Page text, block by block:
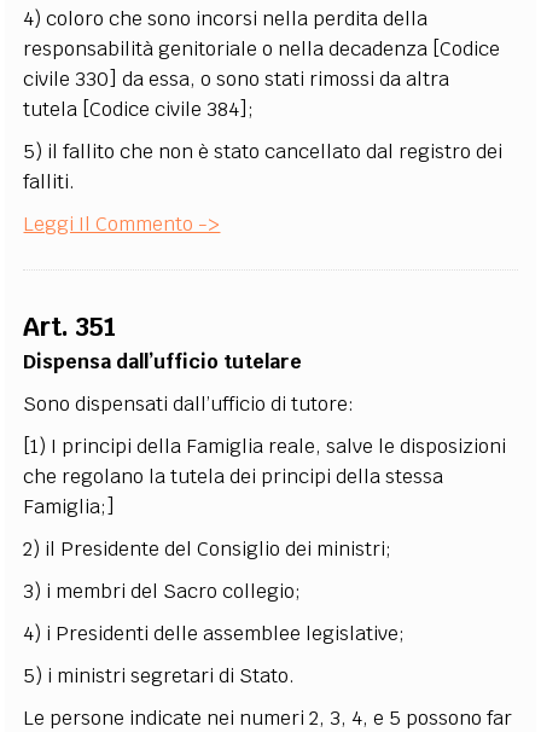
4) coloro che sono incorsi nella perdita della
responsabilità genitoriale o nella decadenza [Codice
civile 330] da essa, o sono stati rimossi da altra
tutela [Codice civile 384];
5) il fallito che non è stato cancellato dal registro dei
falliti.
Leggi Il Commento ->
Art. 351
Dispensa dall’ufficio tutelare
Sono dispensati dall’ufficio di tutore:
[1) I principi della Famiglia reale, salve le disposizioni
che regolano la tutela dei principi della stessa
Famiglia;]
2) il Presidente del Consiglio dei ministri;
3) i membri del Sacro collegio;
4) i Presidenti delle assemblee legislative;
5) i ministri segretari di Stato.
Le persone indicate nei numeri 2, 3, 4, e 5 possono far